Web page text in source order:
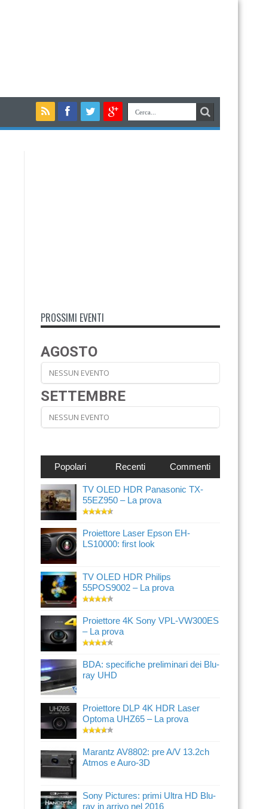
PROSSIMI EVENTI
AGOSTO
NESSUN EVENTO
SETTEMBRE
NESSUN EVENTO
Popolari Recenti Commenti
TV OLED HDR Panasonic TX-
55EZ950 – La prova
Proiettore Laser Epson EH-
LS10000: first look
TV OLED HDR Philips
55POS9002 – La prova
Proiettore 4K Sony VPL-VW300ES
– La prova
BDA: specifiche preliminari dei Blu-
ray UHD
Proiettore DLP 4K HDR Laser
Optoma UHZ65 – La prova
Marantz AV8802: pre A/V 13.2ch
Atmos e Auro-3D
Sony Pictures: primi Ultra HD Blu-
ray in arrivo nel 2016